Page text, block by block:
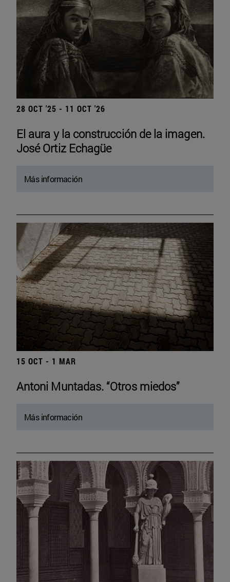
28 OCT '25 - 11 OCT '26
El aura y la construcción de la imagen.
José Ortiz Echagüe
Más información
15 OCT - 1 MAR
Antoni Muntadas. “Otros miedos”
Más información